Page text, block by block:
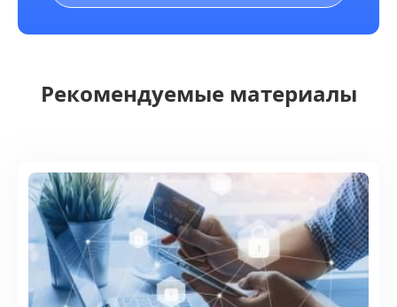
Рекомендуемые материалы